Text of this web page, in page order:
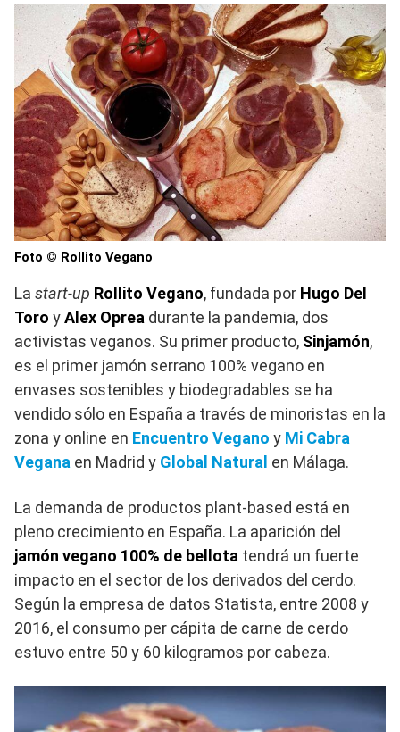
Foto © Rollito Vegano
La start-up Rollito Vegano, fundada por Hugo Del
Toro yAlex Oprea durante la pandemia, dos
activistas veganos. Su primer producto, Sinjamón,
es el primer jamón serrano 100% vegano en
envases sostenibles y biodegradables se ha
vendido sólo en España a través de minoristas en la
zona y online en Encuentro Vegano y Mi Cabra
Vegana en Madrid y Global Natural en Málaga.
La demanda de productos plant-based está en
pleno crecimiento en España. La aparición del
jamón vegano 100% de bellota tendrá un fuerte
impacto en el sector de los derivados del cerdo.
Según la empresa de datos Statista, entre 2008 y
2016, el consumo per cápita de carne de cerdo
estuvo entre 50 y 60 kilogramos por cabeza.